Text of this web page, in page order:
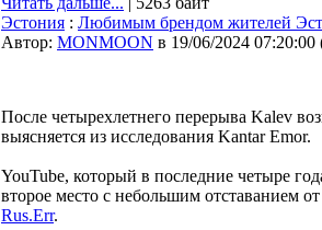
Эстония : Любимым брендом жителей
Автор: MONMOON в 19/06/2024 07:20:00
После четырехлетнего перерыва Kalev
выясняется из исследования Kantar Emor.
YouTube, который в последние четыре
второе место с небольшим отставанием
Rus.Err.